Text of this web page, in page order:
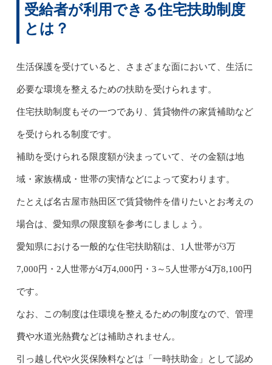
受給者が利用できる住宅扶助制度
とは？
生活保護を受けていると、さまざまな面において、生活に
必要な環境を整えるための扶助を受けられます。
住宅扶助制度もその一つであり、賃貸物件の家賃補助など
を受けられる制度です。
補助を受けられる限度額が決まっていて、その金額は地
域・家族構成・世帯の実情などによって変わります。
たとえば名古屋市熱田区で賃貸物件を借りたいとお考えの
場合は、愛知県の限度額を参考にしましょう。
愛知県における一般的な住宅扶助額は、1人世帯が3万
7,000円・2人世帯が4万4,000円・3～5人世帯が4万8,100円
です。
なお、この制度は住環境を整えるための制度なので、管理
費や水道光熱費などは補助されません。
引っ越し代や火災保険料などは「一時扶助金」として認め